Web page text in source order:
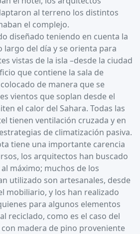
al terreno los distintos
el complejo.
diseñado teniendo en cuenta la
largo del día y se orienta para
vistas de la isla –desde la ciudad
que contiene la sala de
de manera que se
vientos que soplan desde el
el calor del Sahara. Todas las
tienen ventilación cruzada y en
de climatización pasiva.
tiene una importante carencia
los arquitectos han buscado
máximo; muchos de los
utilizado son artesanales, desde
mobiliario, y los han realizado
para algunos elementos
reciclado, como es el caso del
madera de pino proveniente